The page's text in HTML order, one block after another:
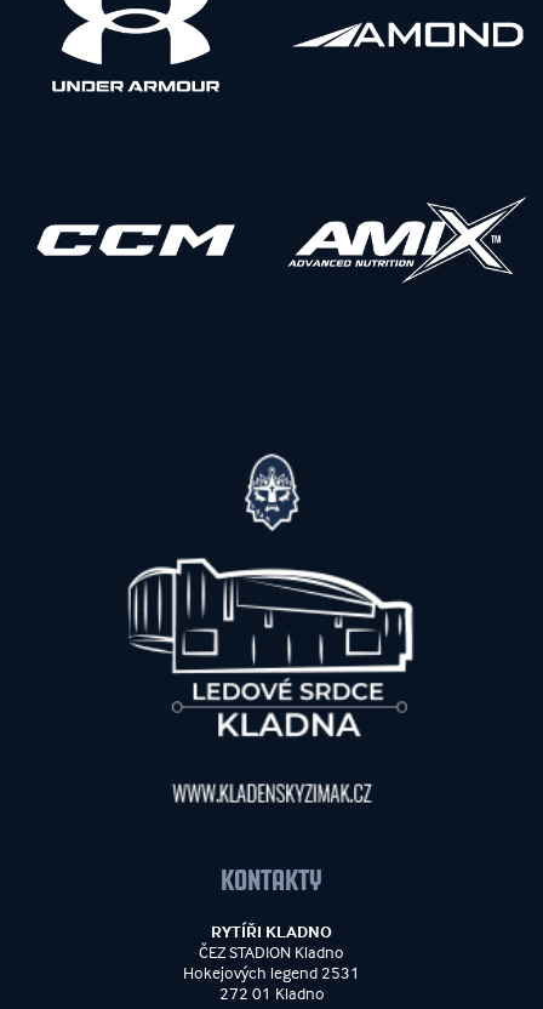
KONTAKTY
RYTÍŘI KLADNO
ČEZ STADION Kladno
Hokejových legend 2531
272 01 Kladno